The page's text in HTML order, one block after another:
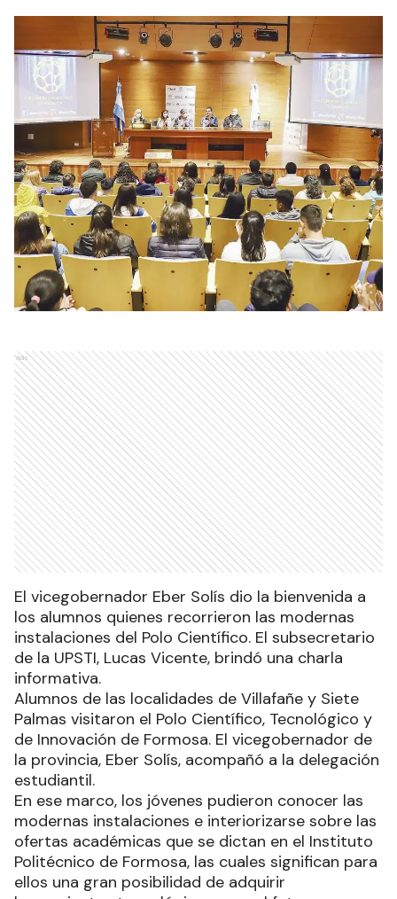
Ads
El vicegobernador Eber Solís dio la bienvenida a
los alumnos quienes recorrieron las modernas
instalaciones del Polo Científico. El subsecretario
de la UPSTI, Lucas Vicente, brindó una charla
informativa.
Alumnos de las localidades de Villafañe y Siete
Palmas visitaron el Polo Científico, Tecnológico y
de Innovación de Formosa. El vicegobernador de
la provincia, Eber Solís, acompañó a la delegación
estudiantil.
En ese marco, los jóvenes pudieron conocer las
modernas instalaciones e interiorizarse sobre las
ofertas académicas que se dictan en el Instituto
Politécnico de Formosa, las cuales significan para
ellos una gran posibilidad de adquirir